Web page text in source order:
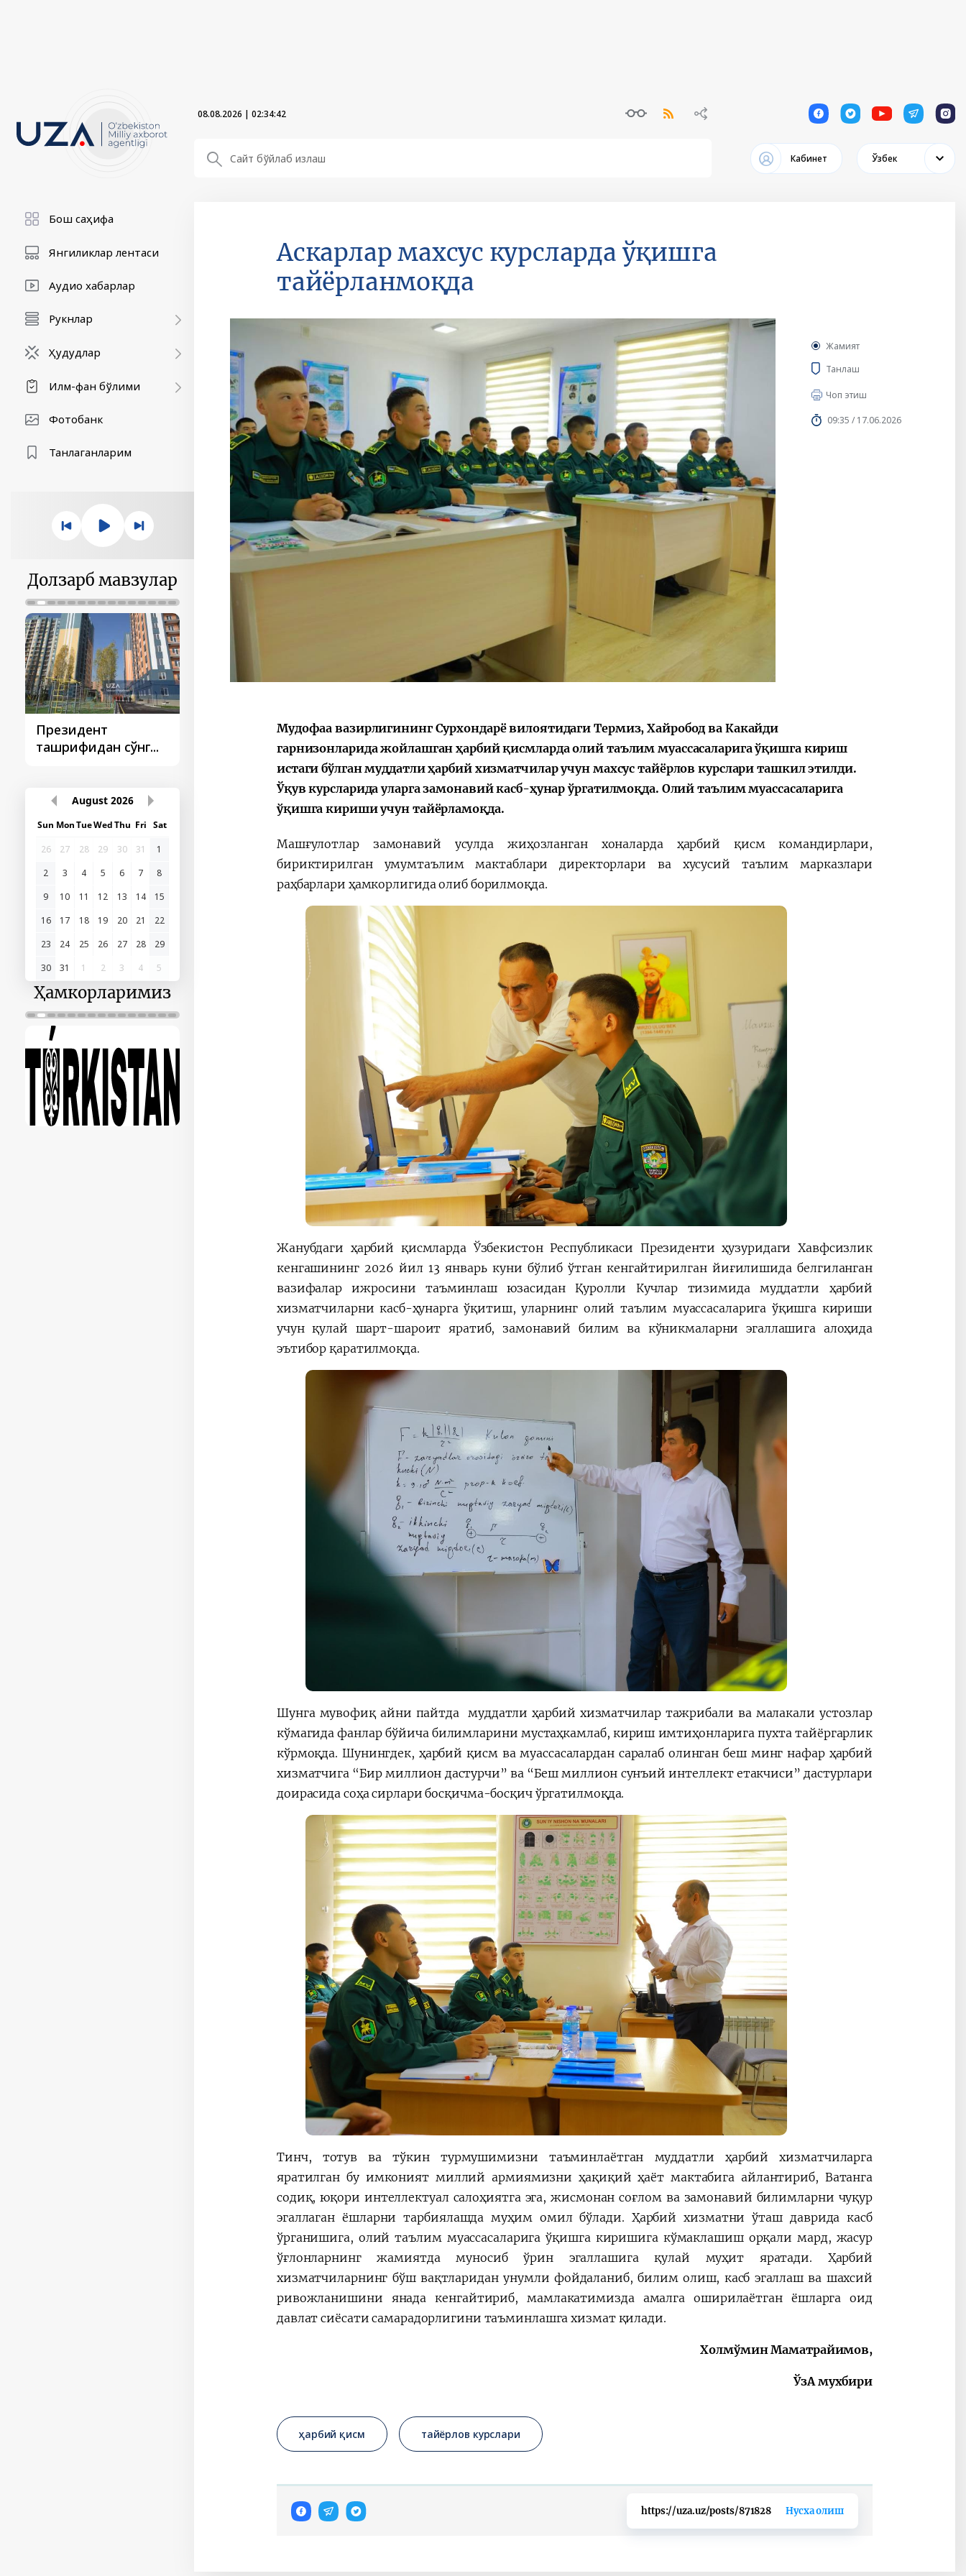
08.08.2026 | 02:34:43 1 1 1 1 1
Кабинет Ўзбек
Бош саҳифа
Янгиликлар лентаси
Аудио хабарлар
Рукнлар
Ҳудудлар
Илм-фан бўлими
Фотобанк
Танлаганларим
Долзарб мавзулар
Президент
ташрифидан сўнг...
ташрифлари
Қарор ва ижро
“Ўзбекистон – 2030”
стратегияси
Президент Шавкат
Мирзиёев
раислигида
ўтказилган
видеоселектор
August 2026
Sun MonTueWedThu Fri Sat
26
27 28 29 30 31
1
2
3 4 5 6 7
8
9
10 11 12 13 14
15
16
17 18 19 20 21
22
23
24 25 26 27 28
29
30
31 1 2 3 4 5
Ҳамкорларимиз
Аскарлар махсус курсларда ўқишга
тайёрланмоқда
Жамият
Танлаш
Чоп этиш
09:35 / 17.06.2026
Мудофаа вазирлигининг Сурхондарё вилоятидаги Термиз, Хайробод ва Какайди
гарнизонларида жойлашган ҳарбий қисмларда олий таълим муассасаларига ўқишга кириш
истаги бўлган муддатли ҳарбий хизматчилар учун махсус тайёрлов курслари ташкил этилди.
Ўқув курсларида уларга замонавий касб-ҳунар ўргатилмоқда. Олий таълим муассасаларига
ўқишга кириши учун тайёрламоқда.
Машғулотлар замонавий усулда жиҳозланган хоналарда ҳарбий қисм командирлари,
бириктирилган умумтаълим мактаблари директорлари ва хусусий таълим марказлари
раҳбарлари ҳамкорлигида олиб борилмоқда.
Жанубдаги ҳарбий қисмларда Ўзбекистон Республикаси Президенти ҳузуридаги Хавфсизлик
кенгашининг 2026 йил 13 январь куни бўлиб ўтган кенгайтирилган йиғилишида белгиланган
вазифалар ижросини таъминлаш юзасидан Қуролли Кучлар тизимида муддатли ҳарбий
хизматчиларни касб-ҳунарга ўқитиш, уларнинг олий таълим муассасаларига ўқишга кириши
учун қулай шарт-шароит яратиб, замонавий билим ва кўникмаларни эгаллашига алоҳида
эътибор қаратилмоқда.
Шунга мувофиқ айни пайтда муддатли ҳарбий хизматчилар тажрибали ва малакали устозлар
кўмагида фанлар бўйича билимларини мустаҳкамлаб, кириш имтиҳонларига пухта тайёргарлик
кўрмоқда. Шунингдек, ҳарбий қисм ва муассасалардан саралаб олинган беш минг нафар ҳарбий
хизматчига “Бир миллион дастурчи” ва “Беш миллион сунъий интеллект етакчиси” дастурлари
доирасида соҳа сирлари босқичма-босқич ўргатилмоқда.
Тинч, тотув ва тўкин турмушимизни таъминлаётган муддатли ҳарбий хизматчиларга
яратилган бу имконият миллий армиямизни ҳақиқий ҳаёт мактабига айлантириб, Ватанга
содиқ, юқори интеллектуал салоҳиятга эга, жисмонан соғлом ва замонавий билимларни чуқур
эгаллаган ёшларни тарбиялашда муҳим омил бўлади. Ҳарбий хизматни ўташ даврида касб
ўрганишига, олий таълим муассасаларига ўқишга киришига кўмаклашиш орқали мард, жасур
ўғлонларнинг жамиятда муносиб ўрин эгаллашига қулай муҳит яратади. Ҳарбий
хизматчиларнинг бўш вақтларидан унумли фойдаланиб, билим олиш, касб эгаллаш ва шахсий
ривожланишини янада кенгайтириб, мамлакатимизда амалга оширилаётган ёшларга оид
давлат сиёсати самарадорлигини таъминлашга хизмат қилади.
Холмўмин Маматрайимов,
ЎзА мухбири
ҳарбий қисм тайёрлов курслари
https://uza.uz/posts/871828 Нусха олиш